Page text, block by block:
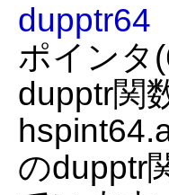
dupptr64
ポインタ
dupptr関
のdupptr